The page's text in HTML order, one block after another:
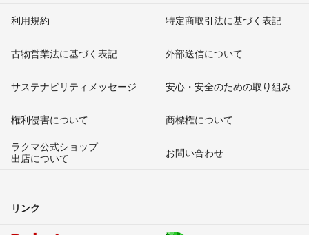
利用規約 特定商取引法に基づく表記
古物営業法に基づく表記 外部送信について
サステナビリティメッセージ 安心・安全のための取り組み
権利侵害について
商標権について
ラクマ公式ショップ
出店について
お問い合わせ
リンク